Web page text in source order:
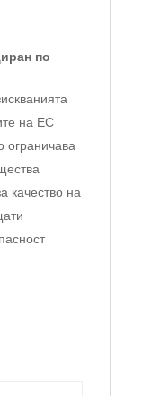
по
на ЕС
ограничава
качество на